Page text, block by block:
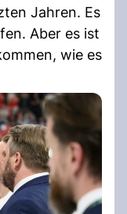
Jahren. Es
Aber es ist
wie es